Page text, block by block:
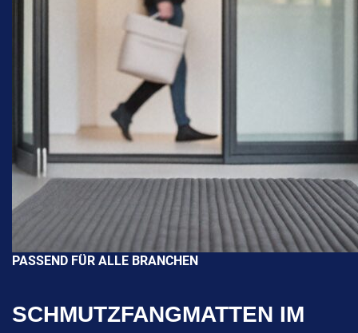
PASSEND FÜR ALLE BRANCHEN
SCHMUTZFANGMATTEN IM